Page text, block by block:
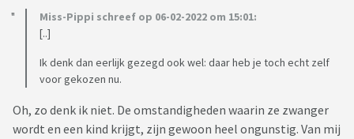
Miss-Pippi schreef op 06-02-2022 om 15:01:
[..]
Ik denk dan eerlijk gezegd ook wel: daar heb je toch echt zelf
voor gekozen nu.
Oh, zo denk ik niet. De omstandigheden waarin ze zwanger
wordt en een kind krijgt, zijn gewoon heel ongunstig. Van mij